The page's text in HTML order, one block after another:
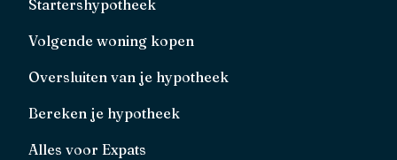
Startershypotheek
Volgende woning kopen
Oversluiten van je hypotheek
Bereken je hypotheek
Alles voor Expats